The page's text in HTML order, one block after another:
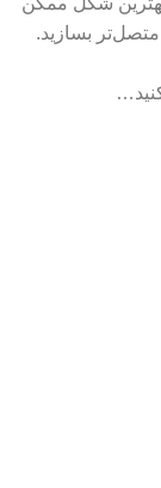
متصل‌تر بسازید.